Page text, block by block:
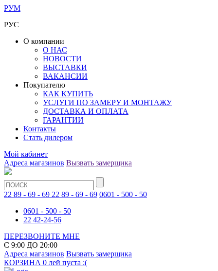
РУМ
РУС
О компании
О НАС
НОВОСТИ
ВЫСТАВКИ
ВАКАНСИИ
Покупателю
КАК КУПИТЬ
УСЛУГИ ПО ЗАМЕРУ И МОНТАЖУ
ДОСТАВКА И ОПЛАТА
ГАРАНТИИ
Контакты
Стать дилером
Мой кабинет
Адреса магазинов Вызвать замерщика
22 89 - 69 - 69 22 89 - 69 - 69 0601 - 500 - 50
0601 - 500 - 50
22 42-24-56
ПЕРЕЗВОНИТЕ МНЕ
С 9:00 ДО 20:00
Адреса магазинов Вызвать замерщика
КОРЗИНА 0 лей пуста :(